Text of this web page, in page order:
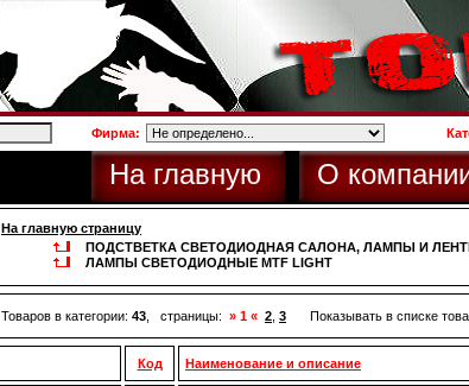
Фирма:
На главную О
На главную страницу
ПОДСТВЕТКА СВЕТОДИОДНАЯ САЛОНА, ЛАМПЫ И
ЛАМПЫ СВЕТОДИОДНЫЕ MTF LIGHT
Товаров в категории: 43 , страницы: » 1 « 2 3 Показывать в списке
Код Наименование и описание